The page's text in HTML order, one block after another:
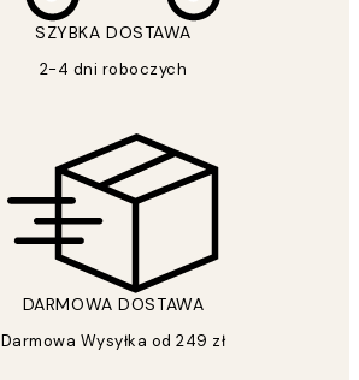
SZYBKA DOSTAWA
2-4 dni roboczych
DARMOWA DOSTAWA
Darmowa Wysyłka od 249 zł